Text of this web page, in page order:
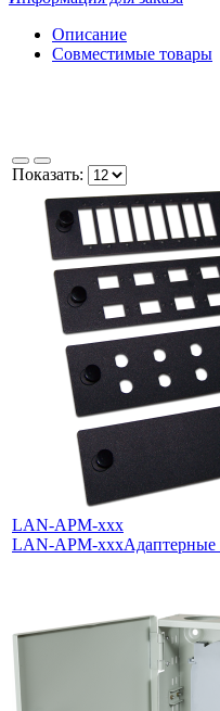
Описание
Совместимые товары
Показать:
LAN-APM-xхх
LAN-APM-xхх